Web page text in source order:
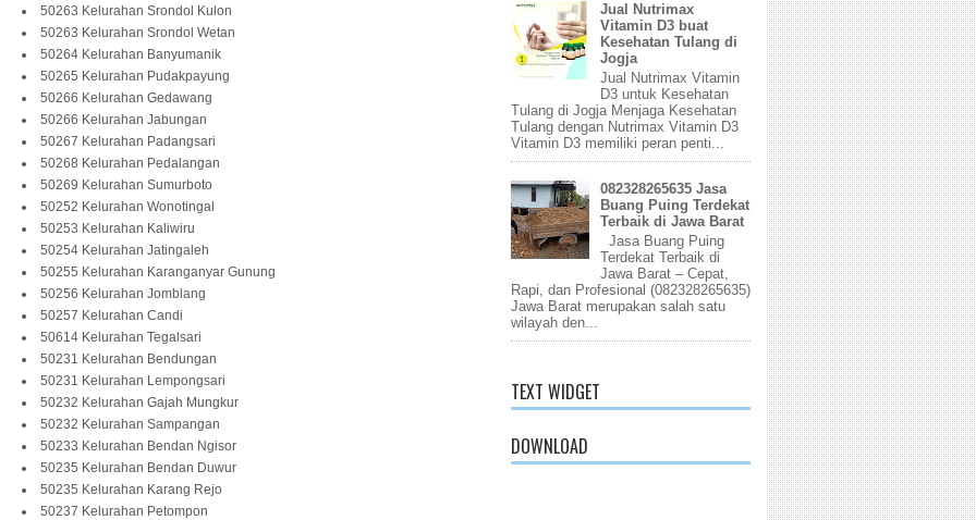
50263 Kelurahan Srondol Kulon
50263 Kelurahan Srondol Wetan
50264 Kelurahan Banyumanik
50265 Kelurahan Pudakpayung
50266 Kelurahan Gedawang
50266 Kelurahan Jabungan
50267 Kelurahan Padangsari
50268 Kelurahan Pedalangan
50269 Kelurahan Sumurboto
50252 Kelurahan Wonotingal
50253 Kelurahan Kaliwiru
50254 Kelurahan Jatingaleh
50255 Kelurahan Karanganyar Gunung
50256 Kelurahan Jomblang
50257 Kelurahan Candi
50614 Kelurahan Tegalsari
50231 Kelurahan Bendungan
50231 Kelurahan Lempongsari
50232 Kelurahan Gajah Mungkur
50232 Kelurahan Sampangan
50233 Kelurahan Bendan Ngisor
50235 Kelurahan Bendan Duwur
50235 Kelurahan Karang Rejo
50237 Kelurahan Petompon
Jual Nutrimax
Vitamin D3 buat
Kesehatan Tulang di
Jogja
Jual Nutrimax Vitamin
D3 untuk Kesehatan
Tulang di Jogja Menjaga Kesehatan
Tulang dengan Nutrimax Vitamin D3
Vitamin D3 memiliki peran penti...
082328265635 Jasa
Buang Puing Terdekat
Terbaik di Jawa Barat
Jasa Buang Puing
Terdekat Terbaik di
Jawa Barat – Cepat,
Rapi, dan Profesional (082328265635)
Jawa Barat merupakan salah satu
wilayah den...
TEXT WIDGET
DOWNLOAD